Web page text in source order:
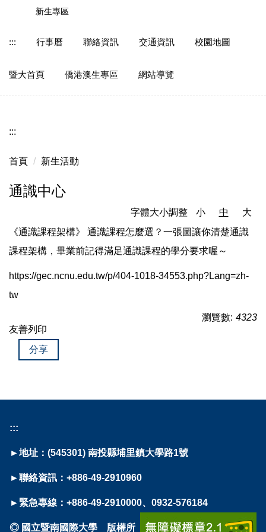
容
區
新生專區
::: 行事曆 聯絡資訊 交通資訊 校園地圖
暨大首頁 僑港澳生專區 網站導覽
:::
首頁 新生活動
通識中心
字體大小調整 小 中
大
《通識課程架構》 通識課程怎麼選？一張圖讓你清楚通識
課程架構，畢業前記得滿足通識課程的學分要求喔～
https://gec.ncnu.edu.tw/p/404-1018-34553.php?Lang=zh-
tw
瀏覽數: 4323
友善列印
分享
:::
►地址：(545301) 南投縣埔里鎮大學路1號
►聯絡資訊：+886-49-2910960
►緊急專線：+886-49-2910000、0932-576184
◎ 國立暨南國際大學 版權所